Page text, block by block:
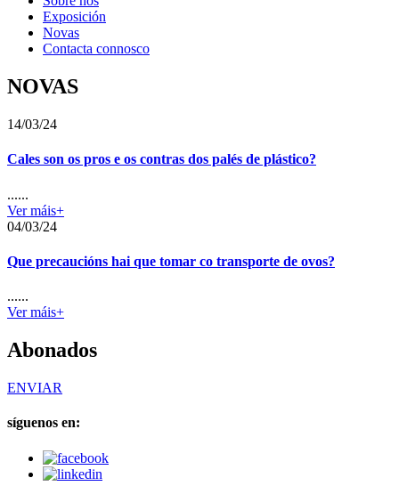
Exposición
Novas
Contacta connosco
NOVAS
14/03/24
Cales son os pros e os contras dos palés de plástico?
......
Ver máis+
04/03/24
Que precaucións hai que tomar co transporte de ovos?
......
Ver máis+
Abonados
ENVIAR
síguenos en: